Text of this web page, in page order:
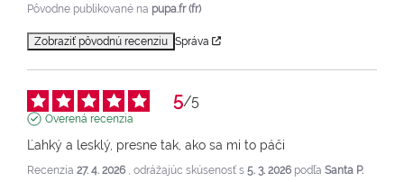
Pôvodne publikované na pupa.fr (fr)
Zobraziť pôvodnú recenziu Správa
5/5
Overená recenzia
Ľahký a lesklý, presne tak, ako sa mi to páči
Recenzia 27. 4. 2026 , odrážajúc skúsenosť s 5. 3. 2026 podľa Santa P.